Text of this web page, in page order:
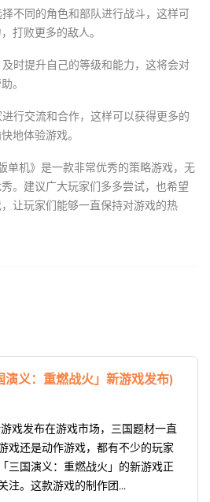
不同的角色和部队进行战斗，这样可
打败更多的敌人。
时提升自己的等级和能力，这将会对
。
行交流和合作，这样可以获得更多的
地体验游戏。
单机》是一款非常优秀的策略游戏，无
。建议广大玩家们多多尝试，也希望
让玩家们能够一直保持对游戏的热
义：重燃战火」新游戏发布)
戏发布在游戏市场，三国题材一直
戏还是动作游戏，都有不少的玩家
三国演义：重燃战火」的新游戏正
注。这款游戏的制作团...